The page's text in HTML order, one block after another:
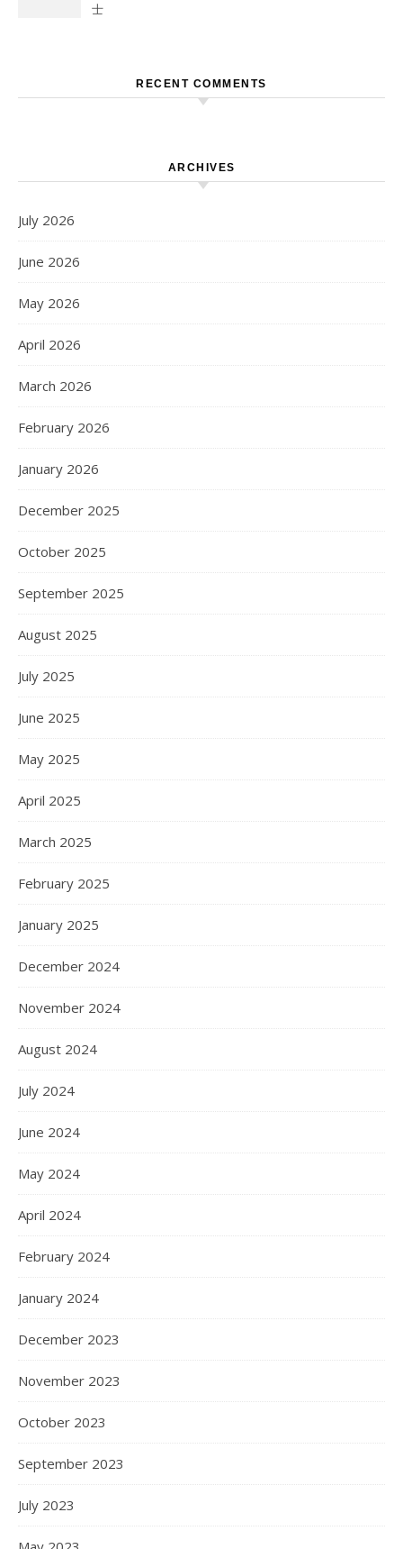
士
RECENT COMMENTS
ARCHIVES
July 2026
June 2026
May 2026
April 2026
March 2026
February 2026
January 2026
December 2025
October 2025
September 2025
August 2025
July 2025
June 2025
May 2025
April 2025
March 2025
February 2025
January 2025
December 2024
November 2024
August 2024
July 2024
June 2024
May 2024
April 2024
February 2024
January 2024
December 2023
November 2023
October 2023
September 2023
July 2023